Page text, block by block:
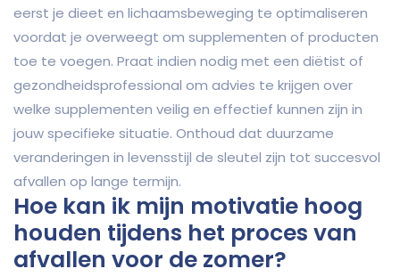
eerst je dieet en lichaamsbeweging te optimaliseren
voordat je overweegt om supplementen of producten
toe te voegen. Praat indien nodig met een diëtist of
gezondheidsprofessional om advies te krijgen over
welke supplementen veilig en effectief kunnen zijn in
jouw specifieke situatie. Onthoud dat duurzame
veranderingen in levensstijl de sleutel zijn tot succesvol
afvallen op lange termijn.
Hoe kan ik mijn motivatie hoog
houden tijdens het proces van
afvallen voor de zomer?